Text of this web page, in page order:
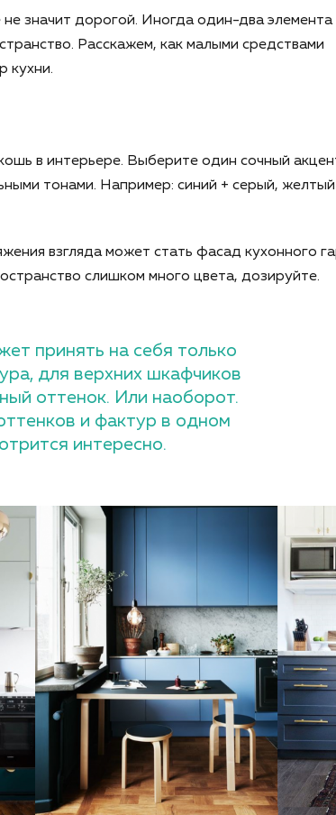
значит дорогой. Иногда один-два элемента
Расскажем, как малыми средствами
кухни.
в интерьере. Выберите один сочный
тонами. Например: синий + серый,
взгляда может стать фасад кухонного
слишком много цвета, дозируйте.
принять на себя только
для верхних шкафчиков
оттенок. Или наоборот.
и фактур в одном
интересно.